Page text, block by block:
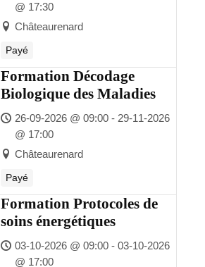
@ 17:30
Châteaurenard
Payé
Formation Décodage
Biologique des Maladies
26-09-2026 @ 09:00 - 29-11-2026
@ 17:00
Châteaurenard
Payé
Formation Protocoles de
soins énergétiques
03-10-2026 @ 09:00 - 03-10-2026
@ 17:00